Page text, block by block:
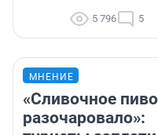
5 796 5
МНЕНИЕ
«Сливочное пиво
разочаровало»: